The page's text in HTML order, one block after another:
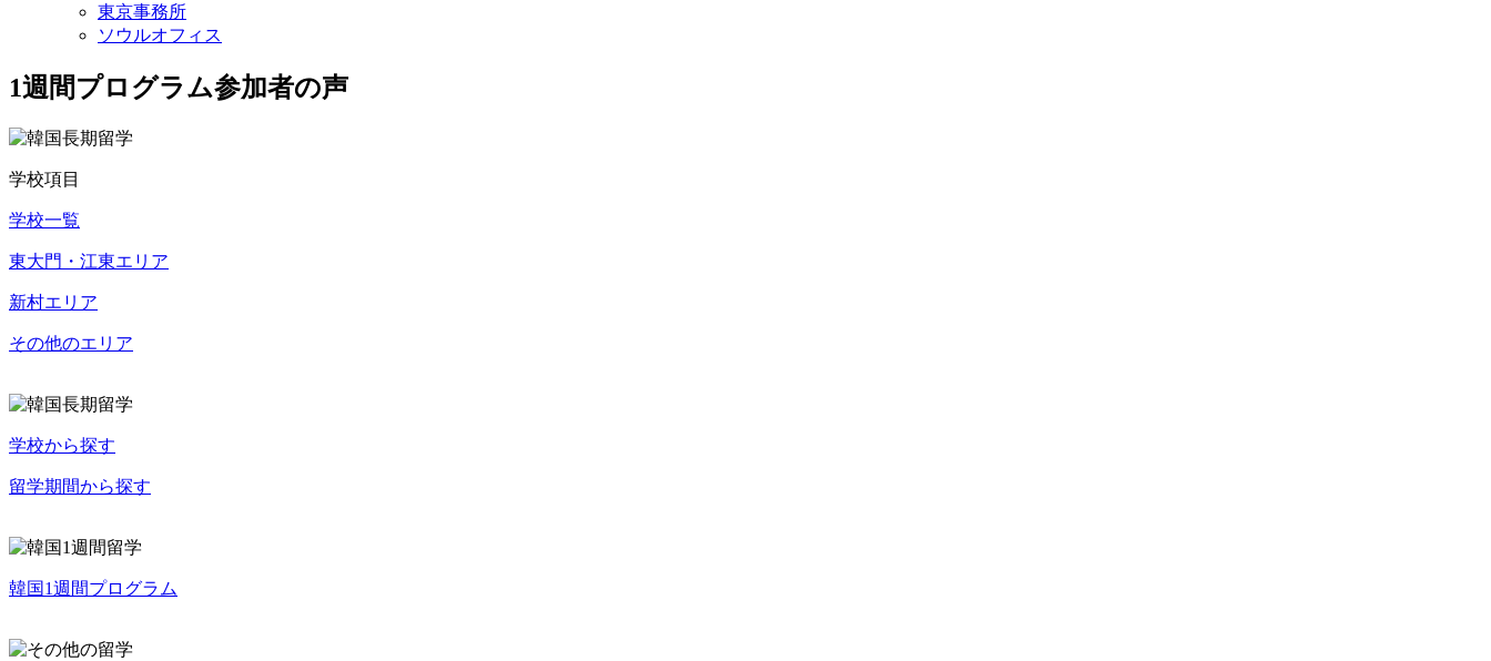
東京事務所
ソウルオフィス
1週間プログラム参加者の声
学校項目
学校一覧
東大門・江東エリア
新村エリア
その他のエリア
学校から探す
留学期間から探す
韓国1週間プログラム